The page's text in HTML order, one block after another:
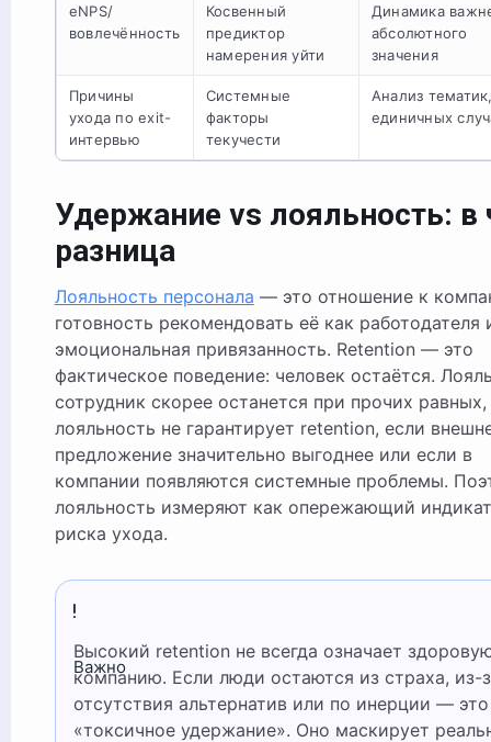
eNPS/
вовлечённость
Косвенный
предиктор
намерения уйти
Динамика
абсолютного
значения
Причины
ухода по exit-
интервью
Системные
факторы
текучести
Анализ
единичных
Удержание vs лояльность: в
разница
Лояльность персонала — это отношение к
готовность рекомендовать её как работодателя
эмоциональная привязанность. Retention — это
фактическое поведение: человек остаётся.
сотрудник скорее останется при прочих равных,
лояльность не гарантирует retention, если
предложение значительно выгоднее или если в
компании появляются системные проблемы.
лояльность измеряют как опережающий
риска ухода.
Важно
Высокий retention не всегда означает здоровую
компанию. Если люди остаются из страха, из-
отсутствия альтернатив или по инерции — это
«токсичное удержание». Оно маскирует